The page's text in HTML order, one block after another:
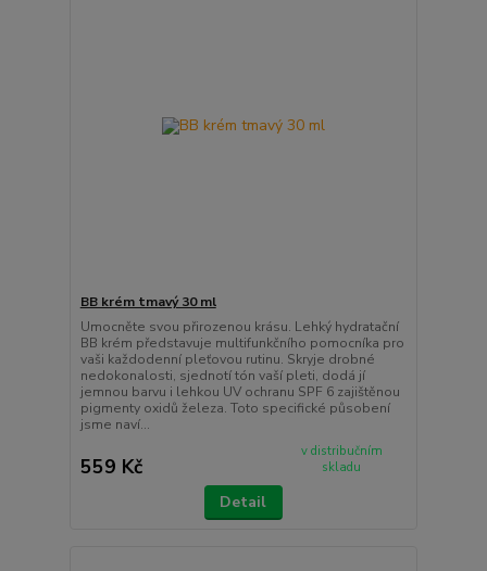
BB krém tmavý 30 ml
Umocněte svou přirozenou krásu. Lehký hydratační
BB krém představuje multifunkčního pomocníka pro
vaši každodenní pleťovou rutinu. Skryje drobné
nedokonalosti, sjednotí tón vaší pleti, dodá jí
jemnou barvu i lehkou UV ochranu SPF 6 zajištěnou
pigmenty oxidů železa. Toto specifické působení
jsme naví...
559 Kč
v distribučním
skladu
Detail